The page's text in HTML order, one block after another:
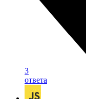
3
ответа